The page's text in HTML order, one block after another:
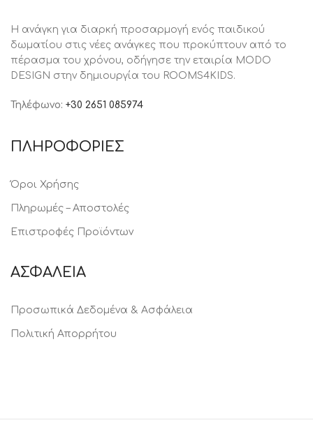
Η ανάγκη για διαρκή προσαρμογή ενός παιδικού
δωματίου στις νέες ανάγκες που προκύπτουν από το
πέρασμα του χρόνου, oδήγησε την εταιρία MODO
DESIGN στην δημιουργία του ROOMS4KIDS.
Τηλέφωνο: +30 2651 085974
ΠΛΗΡΟΦΟΡΙΕΣ
Όροι Χρήσης
Πληρωμές – Αποστολές
Επιστροφές Προϊόντων
ΑΣΦΑΛΕΙΑ
Προσωπικά Δεδομένα & Ασφάλεια
Πολιτική Απορρήτου